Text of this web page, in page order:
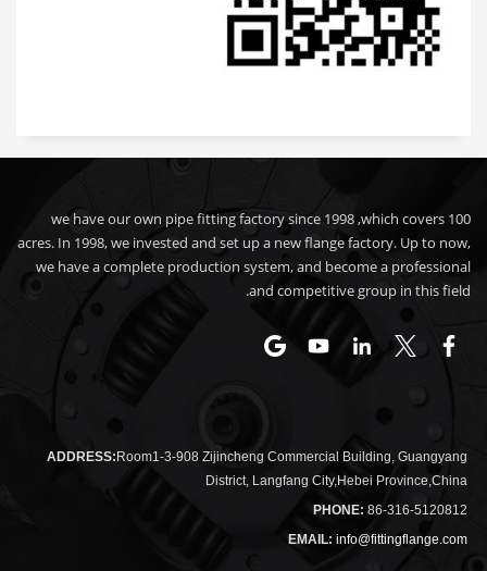
we have our own pipe fitting factory since 1998 ,which covers 100
acres. In 1998, we invested and set up a new flange factory. Up to now,
we have a complete production system, and become a professional
and competitive group in this field.
ADDRESS: Room1-3-908 Zijincheng Commercial Building, Guangyang
District, Langfang City,Hebei Province,China
PHONE: 86-316-5120812
EMAIL: info@fittingflange.com